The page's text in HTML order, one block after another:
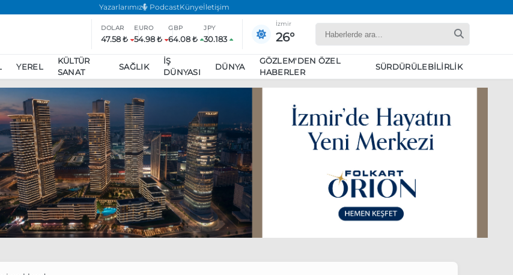
Yazarlarımız PodcastKünyeİletişim
DOLAR
47.58 ₺
EURO
54.98 ₺
GBP
64.08 ₺
JPY
30.183
İzmir
26°
YEREL
KÜLTÜR
SANAT
SAĞLIK
İŞ
DÜNYASI
DÜNYA
GÖZLEM'DEN ÖZEL
HABERLER
SÜRDÜRÜLEBILIRLIK
eylem yasağı uzatıldı
Özgür Özel, Ekrem İmamoğlu’nu ziyaret edecek
katılmama kararı aldı
Boykot